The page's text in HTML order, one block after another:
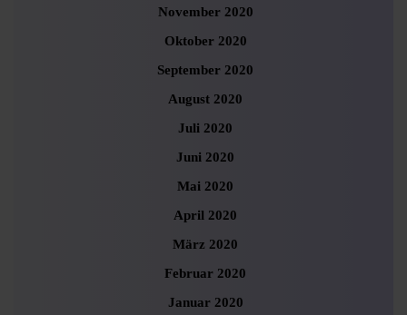
November 2020
Oktober 2020
September 2020
August 2020
Juli 2020
Juni 2020
Mai 2020
April 2020
März 2020
Februar 2020
Januar 2020